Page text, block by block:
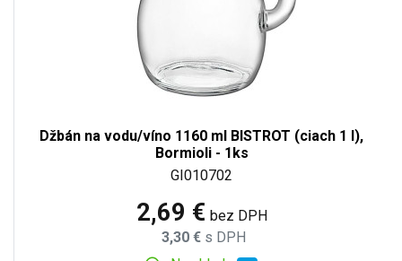
Džbán na vodu/víno 1160 ml BISTROT (ciach 1 l),
Bormioli - 1ks
GI010702
2,69 € bez DPH
3,30 € s DPH